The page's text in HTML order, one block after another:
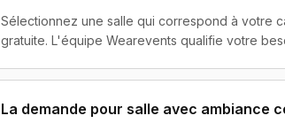
Sélectionnez une salle qui correspond à votre
gratuite. L'équipe Wearevents qualifie votre
La demande pour salle avec ambiance